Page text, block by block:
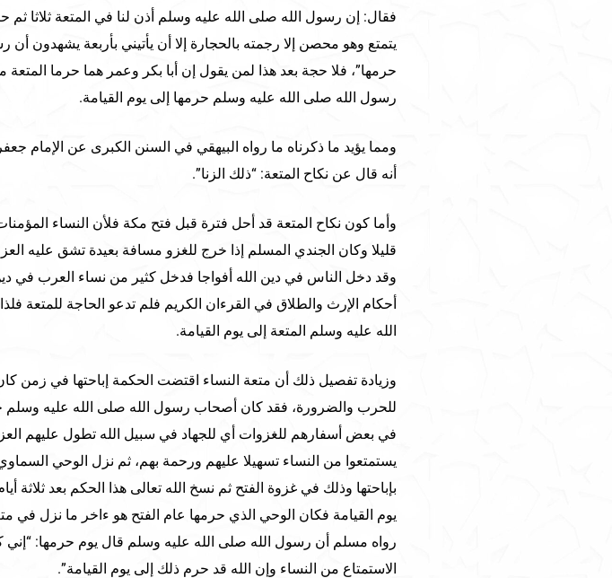
فقال: إن رسول الله صلى الله عليه وسلم أذن لنا في المتعة ثلاثا ثم
يتمتع وهو محصن إلا رجمته بالحجارة إلا أن يأتيني بأربعة يشهدون أن
حرمها”، فلا حجة بعد هذا لمن يقول إن أبا بكر وعمر هما حرما المتعة
رسول الله صلى الله عليه وسلم حرمها إلى يوم القيامة.
ومما يؤيد ما ذكرناه ما رواه البيهقي في السنن الكبرى عن الإمام
أنه قال عن نكاح المتعة: “ذلك الزنا”.
وأما كون نكاح المتعة قد أحل فترة قبل فتح مكة فلأن النساء
قليلا وكان الجندي المسلم إذا خرج للغزو مسافة بعيدة تشق عليه
وقد دخل الناس في دين الله أفواجا فدخل كثير من نساء العرب في
أحكام الإرث والطلاق في القرءان الكريم فلم تدعو الحاجة للمتعة
الله عليه وسلم المتعة إلى يوم القيامة.
وزيادة تفصيل ذلك أن متعة النساء اقتضت الحكمة إباحتها في زمن
للحرب والضرورة، فقد كان أصحاب رسول الله صلى الله عليه وسلم
في بعض أسفارهم للغزوات أي للجهاد في سبيل الله تطول عليهم
يستمتعوا من النساء تسهيلا عليهم ورحمة بهم، ثم نزل الوحي
بإباحتها وذلك في غزوة الفتح ثم نسخ الله تعالى هذا الحكم بعد ثلاثة
يوم القيامة فكان الوحي الذي حرمها عام الفتح هو ءاخر ما نزل في
رواه مسلم أن رسول الله صلى الله عليه وسلم قال يوم حرمها:
الاستمتاع من النساء وإن الله قد حرم ذلك إلى يوم القيامة”.